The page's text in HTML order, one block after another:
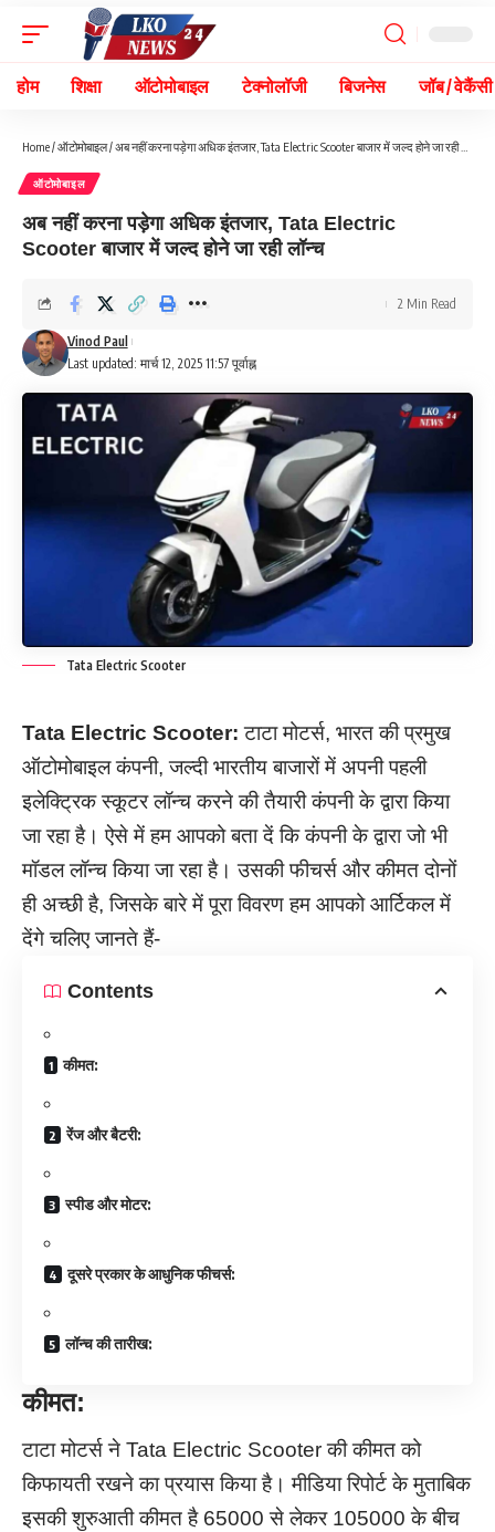
होम शिक्षा ऑटोमोबाइल टेक्नोलॉजी बिजनेस जॉब / वेकैंसी
Home/ऑटोमोबाइल/अब नहीं करना पड़ेगा अधिक इंतजार, Tata Electric Scooter बाजार में जल्द होने जा रही लॉन्च
ऑटोमोबाइल
अब नहीं करना पड़ेगा अधिक इंतजार, Tata Electric
Scooter बाजार में जल्द होने जा रही लॉन्च
Last updated: मार्च 12, 2025 11:57 पूर्वाह्न
Vinod Paul
2 Min Read
Tata Electric Scooter
Tata Electric Scooter:टाटा मोटर्स, भारत की प्रमुख
ऑटोमोबाइल कंपनी, जल्दी भारतीय बाजारों में अपनी पहली
इलेक्ट्रिक स्कूटर लॉन्च करने की तैयारी कंपनी के द्वारा किया
जा रहा है। ऐसे में हम आपको बता दें कि कंपनी के द्वारा जो भी
मॉडल लॉन्च किया जा रहा है। उसकी फीचर्स और कीमत दोनों
ही अच्छी है, जिसके बारे में पूरा विवरण हम आपको आर्टिकल में
देंगे चलिए जानते हैं-
Contents
कीमत:
रेंज और बैटरी:
स्पीड और मोटर:
दूसरे प्रकार के आधुनिक फीचर्स:
लॉन्च की तारीख:
कीमत:
टाटा मोटर्स ने Tata Electric Scooter की कीमत को
किफायती रखने का प्रयास किया है। मीडिया रिपोर्ट के मुताबिक
इसकी शुरुआती कीमत है 65000 से लेकर 105000 के बीच